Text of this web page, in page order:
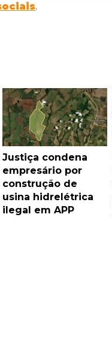
.
Justiça condena
empresário por
construção de
usina hidrelétrica
ilegal em APP